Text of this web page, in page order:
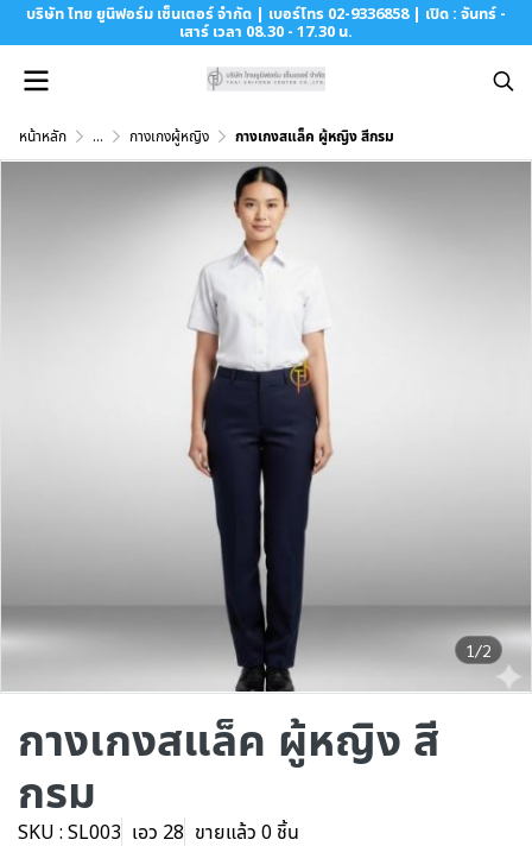
บริษัท ไทย ยูนิฟอร์ม เซ็นเตอร์ จำกัด | เบอร์โทร 02-9336858 | เปิด : จันทร์ -
เสาร์ เวลา 08.30 - 17.30 น.
หน้าหลัก ... กางเกงผู้หญิง กางเกงสแล็ค ผู้หญิง สีกรม
1/2
กางเกงสแล็ค ผู้หญิง สี
กรม
SKU : SL003 เอว 28 ขายแล้ว 0 ชิ้น